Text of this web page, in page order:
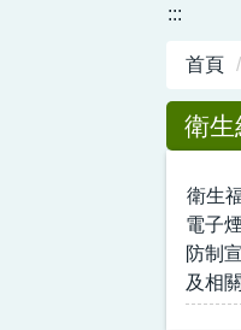
:::
首頁
衛生
衛生
電子
防制
及相